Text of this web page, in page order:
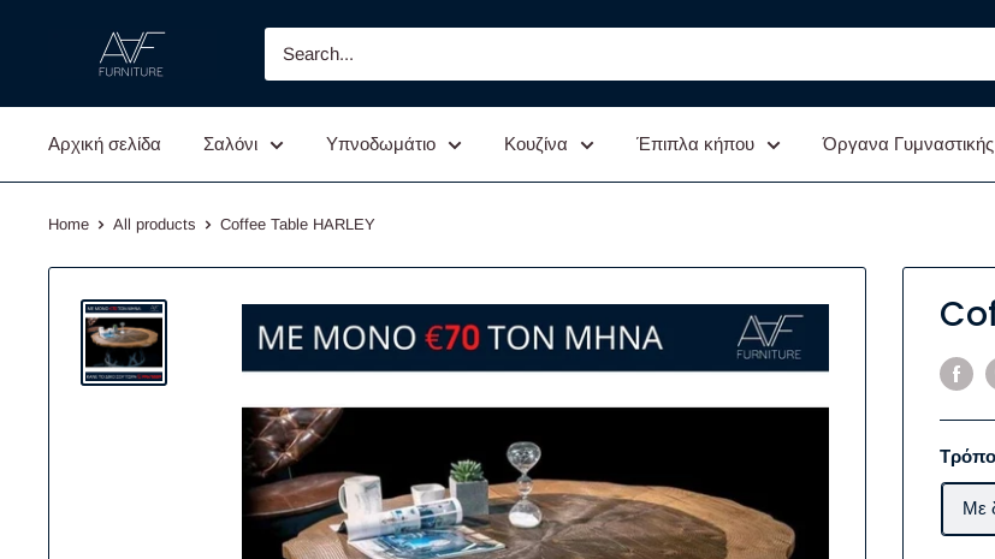
FURNITURE
Αρχική σελίδα Σαλόνι Υπνοδωμάτιο Κουζίνα Έπιπλα κήπου Όργανα Γυμναστικής
Home All products Coffee Table HARLEY
Με